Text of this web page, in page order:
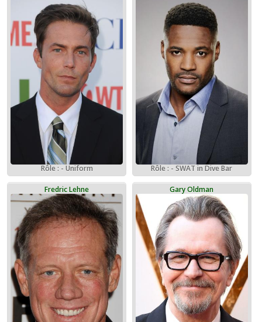
Rôle : - Uniform Rôle : - SWAT in Dive Bar
Fredric Lehne Gary Oldman